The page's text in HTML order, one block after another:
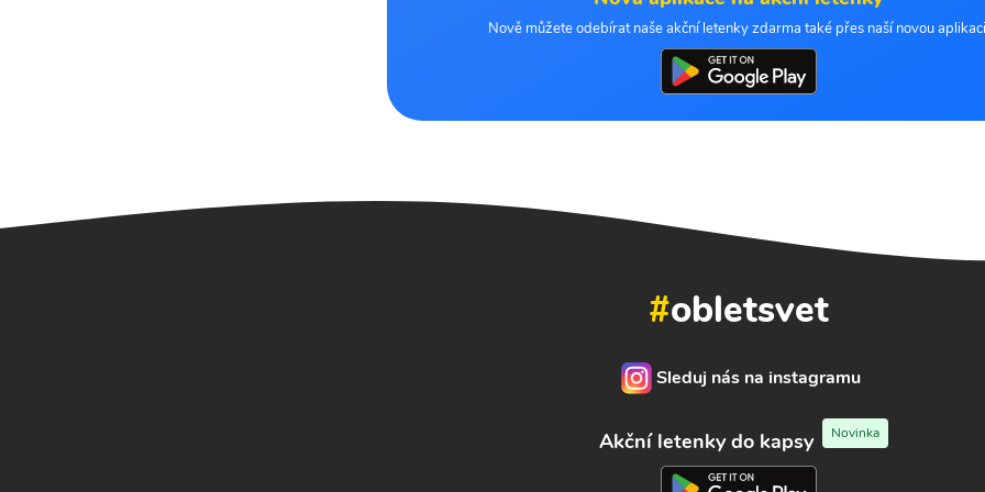
Nově můžete odebírat naše akční letenky zdarma také přes naší novou
#obletsvet
Sleduj nás na instagramu
Akční letenky do kapsy Novinka